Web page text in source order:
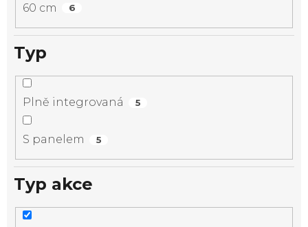
60 cm 6
Typ
Plně integrovaná 5
S panelem 5
Typ akce